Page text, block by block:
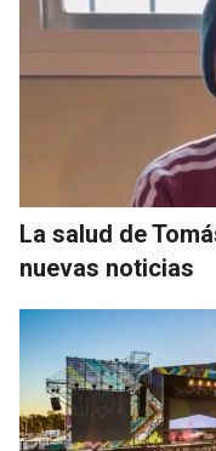
La salud de
nuevas noticias